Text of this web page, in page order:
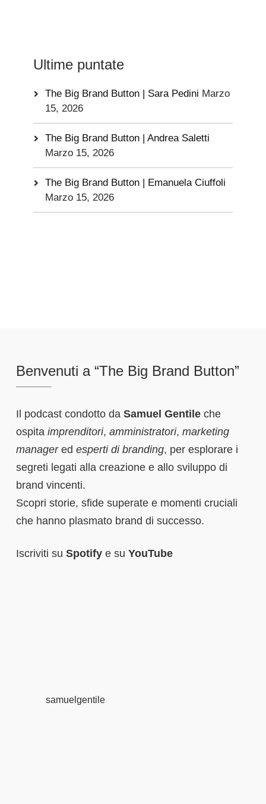
Ultime puntate
The Big Brand Button | Sara Pedini Marzo
15, 2026
The Big Brand Button | Andrea Saletti
Marzo 15, 2026
The Big Brand Button | Emanuela Ciuffoli
Marzo 15, 2026
Benvenuti a “The Big Brand Button”
Il podcast condotto da Samuel Gentileche
ospita imprenditori, amministratori, marketing
managered esperti di branding, per esplorare i
segreti legati alla creazione e allo sviluppo di
brand vincenti.
Scopri storie, sfide superate e momenti cruciali
che hanno plasmato brand di successo.
Iscriviti su Spotifye su YouTube
samuelgentile